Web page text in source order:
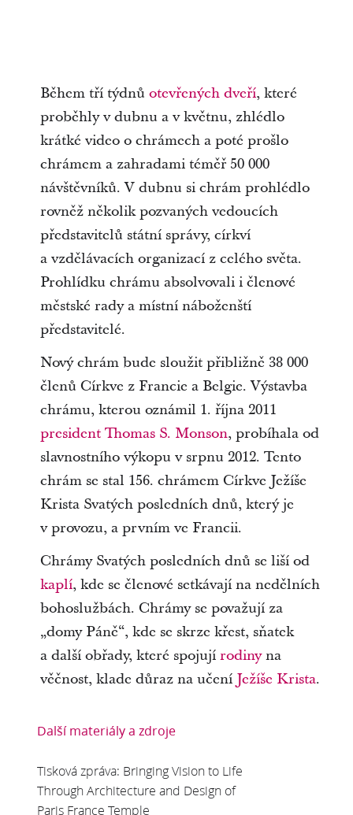
Během tří týdnů otevřených dveří, které
proběhly v dubnu a v květnu, zhlédlo
krátké video o chrámech a poté prošlo
chrámem a zahradami téměř 50 000
návštěvníků. V dubnu si chrám prohlédlo
rovněž několik pozvaných vedoucích
představitelů státní správy, církví
a vzdělávacích organizací z celého světa.
Prohlídku chrámu absolvovali i členové
městské rady a místní náboženští
představitelé.
Nový chrám bude sloužit přibližně 38 000
členů Církve z Francie a Belgie. Výstavba
chrámu, kterou oznámil 1. října 2011
president Thomas S. Monson, probíhala od
slavnostního výkopu v srpnu 2012. Tento
chrám se stal 156. chrámem Církve Ježíše
Krista Svatých posledních dnů, který je
v provozu, a prvním ve Francii.
Chrámy Svatých posledních dnů se liší od
kaplí, kde se členové setkávají na nedělních
bohoslužbách. Chrámy se považují za
„domy Páně“, kde se skrze křest, sňatek
a další obřady, které spojují rodinyna
věčnost, klade důraz na učení Ježíše Krista.
Další materiály a zdroje
Tisková zpráva: Bringing Vision to Life
Through Architecture and Design of
Paris France Temple